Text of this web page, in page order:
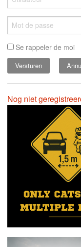
Se rappeler de moi
Nog niet